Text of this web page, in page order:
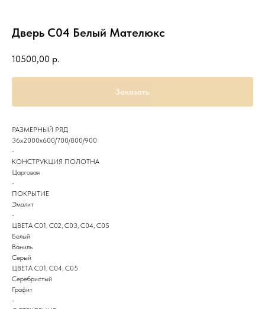
Дверь С04 Белый Мателюкс
10500,00 р.
Заказать
РАЗМЕРНЫЙ РЯД
36х2000х600/700/800/900
-
КОНСТРУКЦИЯ ПОЛОТНА
Царговая
-
ПОКРЫТИЕ
Эмалит
-
ЦВЕТА С01, С02, С03, С04, С05
Белый
Ваниль
Серый
ЦВЕТА С01, С04, С05
Серебристый
Графит
-